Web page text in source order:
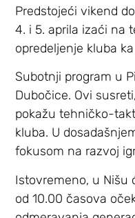
Predstojeći vikend
4. i 5. aprila izaći na
opredeljenje kluba
Subotnji program u
Dubočice. Ovi
pokažu tehničko-
kluba. U
fokusom na razvoj
Istovremeno, u Nišu
od 10.00 časova